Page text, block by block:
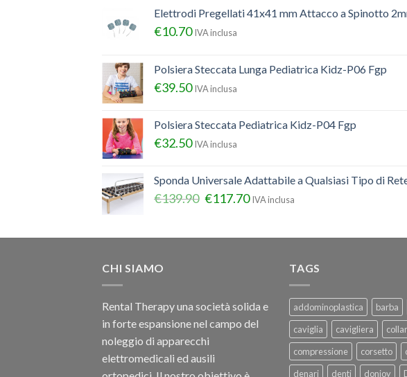
Elettrodi Pregellati 41x41 mm Attacco a Spinotto
€10.70 IVA inclusa
Polsiera Steccata Lunga Pediatrica Kidz-P06 Fgp
€39.50 IVA inclusa
Polsiera Steccata Pediatrica Kidz-P04 Fgp
€32.50 IVA inclusa
Sponda Universale Adattabile a Qualsiasi Tipo di
€139.90 €117.70 IVA inclusa
CHI SIAMO
Rental Therapy una società solida e
in forte espansione nel campo del
noleggio di apparecchi
elettromedicali ed ausili
TAGS
addominoplastica barba
caviglia
cavigliera
compressione
corsetto
denari
denti donjoy